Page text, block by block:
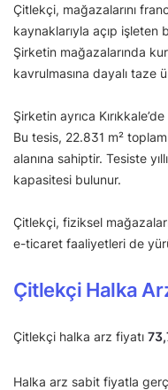
Çitlekçi, mağazalarını
kaynaklarıyla açıp işleten
Şirketin mağazalarında
kavrulmasına dayalı taze
Şirketin ayrıca
Bu tesis, 22.831 m²
alanına sahiptir. Tesiste
kapasitesi bulunur.
Çitlekçi, fiziksel
e-ticaret faaliyetleri de
Çitlekçi Halka
Çitlekçi halka arz fiyatı
Halka arz sabit fiyatla